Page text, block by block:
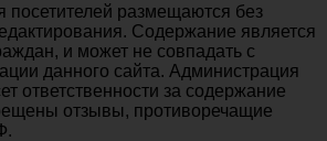
размещаются без
Содержание является
и может не совпадать с
данного сайта. Администрация
ответственности за содержание
отзывы, противоречащие